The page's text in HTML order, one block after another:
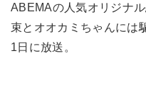
ABEMAの人気オリジナ
束とオオカミちゃんには
1日に放送。